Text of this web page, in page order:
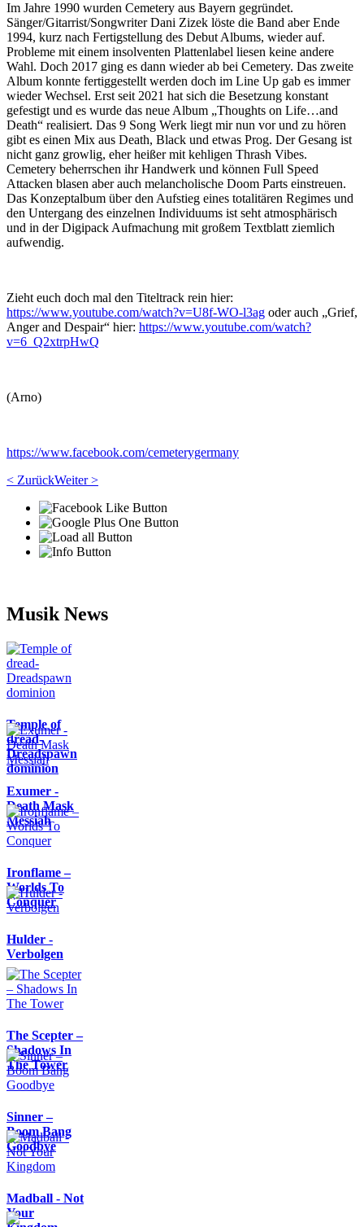
Im Jahre 1990 wurden Cemetery aus Bayern gegründet.
Sänger/Gitarrist/Songwriter Dani Zizek löste die Band aber Ende
1994, kurz nach Fertigstellung des Debut Albums, wieder auf.
Probleme mit einem insolventen Plattenlabel liesen keine andere
Wahl. Doch 2017 ging es dann wieder ab bei Cemetery. Das zweite
Album konnte fertiggestellt werden doch im Line Up gab es immer
wieder Wechsel. Erst seit 2021 hat sich die Besetzung konstant
gefestigt und es wurde das neue Album „Thoughts on Life…and
Death“ realisiert. Das 9 Song Werk liegt mir nun vor und zu hören
gibt es einen Mix aus Death, Black und etwas Prog. Der Gesang ist
nicht ganz growlig, eher heißer mit kehligen Thrash Vibes.
Cemetery beherrschen ihr Handwerk und können Full Speed
Attacken blasen aber auch melancholische Doom Parts einstreuen.
Das Konzeptalbum über den Aufstieg eines totalitären Regimes und
den Untergang des einzelnen Individuums ist seht atmosphärisch
und in der Digipack Aufmachung mit großem Textblatt ziemlich
aufwendig.
Zieht euch doch mal den Titeltrack rein hier:
https://www.youtube.com/watch?v=U8f-WO-l3ag oder auch „Grief,
Anger and Despair“ hier: https://www.youtube.com/watch?
v=6_Q2xtrpHwQ
(Arno)
https://www.facebook.com/cemeterygermany
< ZurückWeiter >
Musik News
Temple of
dread-
Dreadspawn
dominion
Exumer -
Death Mask
Messiah
Ironflame –
Worlds To
Conquer
Hulder -
Verbolgen
The Scepter –
Shadows In
The Tower
Sinner –
Boom Bang
Goodbye
Madball - Not
Your